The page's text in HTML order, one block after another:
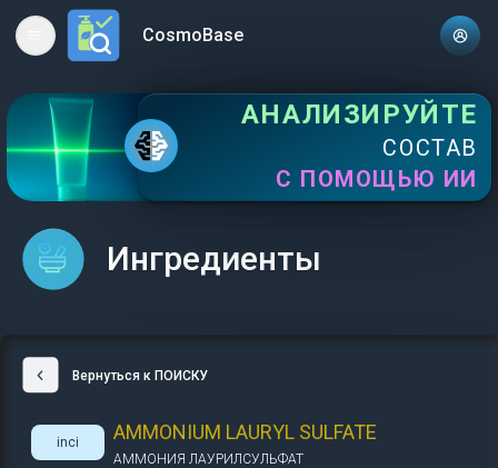
Open main menuCosmoBase
АНАЛИЗИРУЙТЕ
СОСТАВ
С ПОМОЩЬЮ ИИ
Ингредиенты
Вернуться к ПОИСКУ
inci AMMONIUM LAURYL SULFATE
АММОНИЯ ЛАУРИЛСУЛЬФАТ